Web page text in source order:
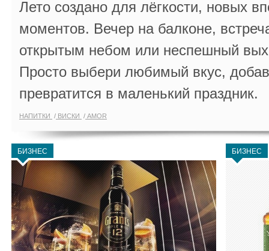
Лето создано для лёгкости, новых
моментов. Вечер на балконе,
открытым небом или неспешный
Просто выбери любимый вкус,
превратится в маленький праздник.
НАПИТКИ ВИСКИ AMOR
БИЗНЕС БИЗНЕС